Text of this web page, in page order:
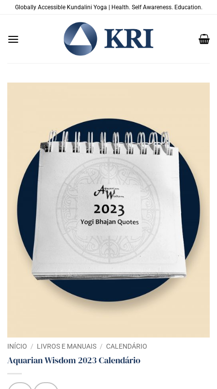
Globally Accessible Kundalini Yoga | Health. Self Awareness. Education.
INÍCIO / LIVROS E MANUAIS / CALENDÁRIO
Aquarian Wisdom 2023 Calendário